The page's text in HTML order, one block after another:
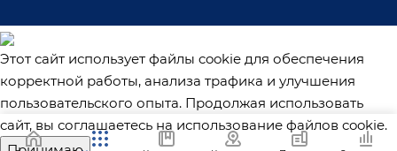
Этот сайт использует файлы cookie для обеспечения
корректной работы, анализа трафика и улучшения
пользовательского опыта. Продолжая использовать
сайт, вы соглашаетесь на использование файлов cookie.